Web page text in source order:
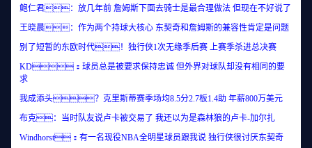
鲍仁君：放几年前 詹姆斯下面去骑士是最合理做法 但现在不好说了
王晓晨：作为两个持球大核心 东契奇和詹姆斯的兼容性肯定是问题
别了短暂的东欧时代！独行侠1次无缘季后赛 上赛季杀进总决赛
KD：球员总是被要求保持忠诚 但外界对球队却没有相同的要
求
我成添头？克里斯蒂赛季场均8.5分2.7板1.4助 年薪800万美元
布克：当时队友说卢卡被交易了 我还以为是森林狼的卢卡-加尔扎
Windhorst：有一名现役NBA全明星球员跟我说 独行侠很讨厌东契奇